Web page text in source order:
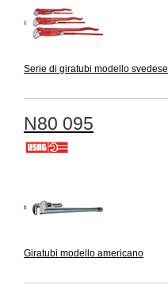
Serie di giratubi modello svedese
N80 095
Giratubi modello americano